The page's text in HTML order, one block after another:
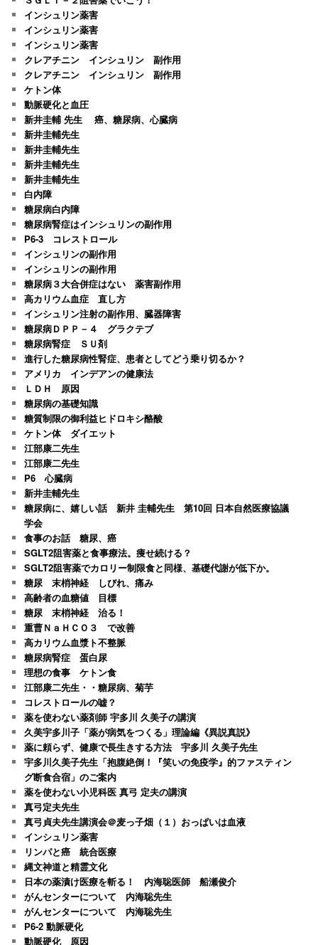
インシュリン薬害
インシュリン薬害
インシュリン薬害
クレアチニン インシュリン 副作用
クレアチニン インシュリン 副作用
ケトン体
動脈硬化と血圧
新井圭輔 先生 癌、糖尿病、心臓病
新井圭輔先生
新井圭輔先生
新井圭輔先生
新井圭輔先生
白内障
糖尿病白内障
糖尿病腎症はインシュリンの副作用
P6-3 コレストロール
インシュリンの副作用
インシュリンの副作用
糖尿病３大合併症はない 薬害副作用
高カリウム血症 直し方
インシュリン注射の副作用、臓器障害
糖尿病ＤＰＰ－４ グラクテブ
糖尿病腎症 ＳＵ剤
進行した糖尿病性腎症、患者としてどう乗り切るか？
アメリカ インデアンの健康法
ＬＤＨ 原因
糖尿病の基礎知識
糖質制限の御利益ヒドロキシ酪酸
ケトン体 ダイエット
江部康二先生
江部康二先生
P6 心臓病
新井圭輔先生
糖尿病に、嬉しい話 新井 圭輔先生 第10回 日本自然医療協議
学会
食事のお話 糖尿、癌
SGLT2阻害薬と食事療法。痩せ続ける？
SGLT2阻害薬でカロリー制限食と同様、基礎代謝が低下か。
糖尿 末梢神経 しびれ、痛み
高齢者の血糖値 目標
糖尿 末梢神経 治る！
重曹ＮａＨＣＯ３ で改善
高カリウム血漿ト不整脈
糖尿病腎症 蛋白尿
理想の食事 ケトン食
江部康二先生・・糖尿病、菊芋
コレストロールの嘘？
薬を使わない薬剤師 宇多川 久美子の講演
久美宇多川子「薬が病気をつくる」理論編《異説真説》
薬に頼らず、健康で長生きする方法 宇多川 久美子先生
宇多川久美子先生「抱腹絶倒！『笑いの免疫学』的ファスティン
グ断食合宿」のご案内
薬を使わない小児科医 真弓 定夫の講演
真弓定夫先生
真弓貞夫先生講演会＠麦っ子畑（１）おっぱいは血液
インシュリン薬害
リンパと癌 統合医療
縄文神道と精霊文化
日本の薬漬け医療を斬る！ 内海聡医師 船瀬俊介
がんセンターについて 内海聡先生
がんセンターについて 内海聡先生
P6-2 動脈硬化
動脈硬化 原因